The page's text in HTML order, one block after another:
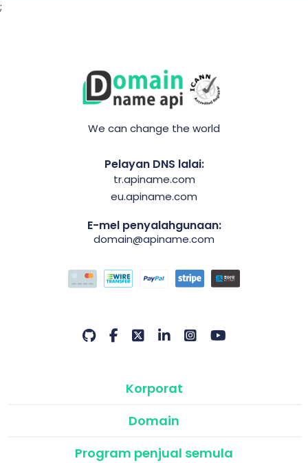
;
We can change the world
Pelayan DNS lalai:
tr.apiname.com
eu.apiname.com
E-mel penyalahgunaan:
domain@apiname.com
Korporat
Domain
Program penjual semula